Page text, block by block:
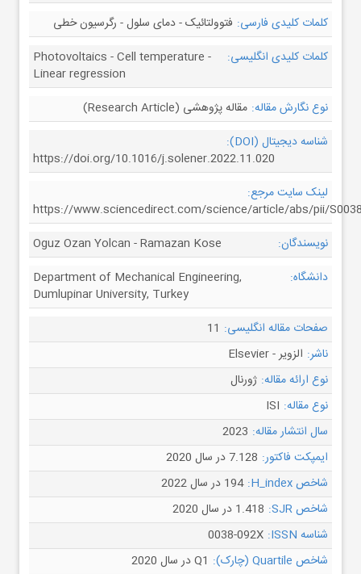
کلمات کلیدی فارسی: فتوولتائیک - دمای سلول - رگرسیون خطی
کلمات کلیدی انگلیسی:
Photovoltaics - Cell temperature -
Linear regression
نوع نگارش مقاله: مقاله پژوهشی (Research Article)
شناسه دیجیتال (DOI):
https://doi.org/10.1016/j.solener.2022.11.020
لینک سایت مرجع:
https://www.sciencedirect.com/science/article/abs/pii/
نویسندگان:
Oguz Ozan Yolcan - Ramazan Kose
دانشگاه:
Department of Mechanical Engineering,
Dumlupinar University, Turkey
صفحات مقاله انگلیسی: 11
ناشر: الزویر - Elsevier
نوع ارائه مقاله: ژورنال
نوع مقاله: ISI
سال انتشار مقاله: 2023
ایمپکت فاکتور: 7.128 در سال 2020
شاخص H_index:
194 در سال 2022
شاخص SJR:
1.418 در سال 2020
شناسه ISSN:
0038-092X
شاخص Quartile (چارک):
Q1 در سال 2020